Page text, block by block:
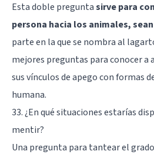
Esta doble preguntasirve para
persona hacia los animales,
parte en la que se nombra al
mejores preguntas para conocer a
sus vínculos de apego con formas
humana.
33. ¿En qué situaciones estarías
mentir?
Una pregunta para tantear el